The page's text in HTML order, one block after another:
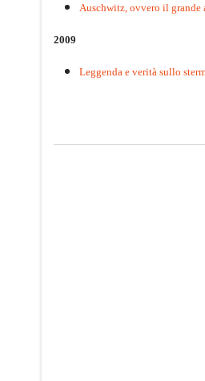
Auschwitz, ovvero il grande
2009
Leggenda e verità sullo